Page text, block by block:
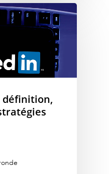
définition,